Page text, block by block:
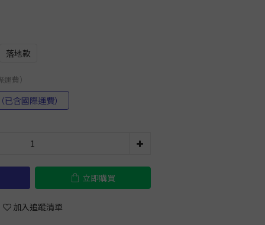
落地款
費）
已含國際運費）
立即購買
加入追蹤清單